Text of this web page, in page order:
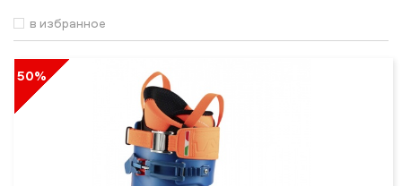
в избранное
50%